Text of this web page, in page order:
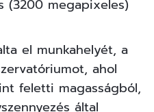
(3200 megapixeles)
el munkahelyét, a
ahol
feletti magasságból,
által